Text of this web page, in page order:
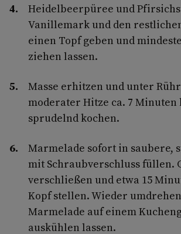
Heidelbeerpüree und
Vanillemark und den
einen Topf geben und
ziehen lassen.
Masse erhitzen und unter
moderater Hitze ca. 7 Minuten
sprudelnd kochen.
Marmelade sofort in saubere,
mit Schraubverschluss füllen.
verschließen und etwa 15
Kopf stellen. Wieder
Marmelade auf einem
auskühlen lassen.